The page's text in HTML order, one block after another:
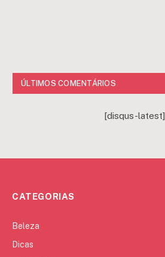
ÚLTIMOS COMENTÁRIOS
[disqus-latest]
CATEGORIAS
Beleza
Dicas